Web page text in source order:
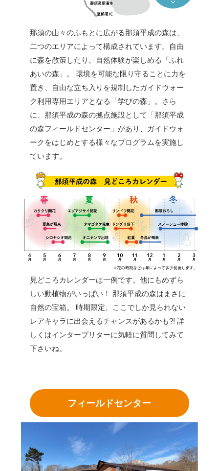
那須の山々のふもとに広がる那須平成の森は、
二つのエリアによって構成されています。自由
に森を散策したり、自然体験が楽しめる「ふれ
あいの森」。 環境を可能な限り守ることに力を
置き、自由な立ち入りを規制したガイドウォー
ク利用専用エリアとなる「学びの森」。さら
に、那須平成の森の拠点施設として「那須平成
の森フィールドセンター」があり、ガイドウォ
ークをはじめとする様々なプログラムを実施し
ています。
見どころカレンダーは一例です。他にもめずら
しい動植物がいっぱい！ 那須平成の森はまさに
自然の宝箱。
時期限定、ここでしか見られない
レアキャラに出会えるチャンスがあるかも?! 詳
しくはインタープリターに気軽に質問してみて
下さいね。
フィールドセンター